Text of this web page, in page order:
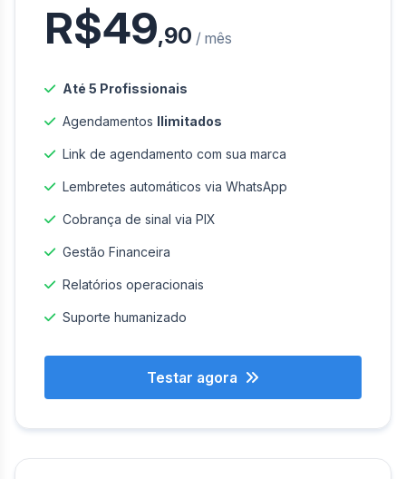
R$49,90 / mês
Até 5 Profissionais
Agendamentos Ilimitados
Link de agendamento com sua marca
Lembretes automáticos via WhatsApp
Cobrança de sinal via PIX
Gestão Financeira
Relatórios operacionais
Suporte humanizado
Testar agora